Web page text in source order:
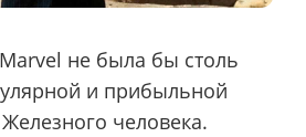
не была бы столь
и прибыльной
человека.